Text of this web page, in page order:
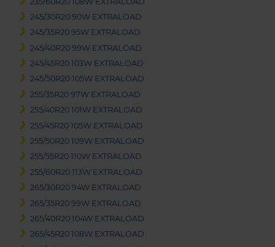
245/30R20 90W EXTRALOAD
245/35R20 95W EXTRALOAD
245/40R20 99W EXTRALOAD
245/45R20 103W EXTRALOAD
245/50R20 105W EXTRALOAD
255/35R20 97W EXTRALOAD
255/40R20 101W EXTRALOAD
255/45R20 105W EXTRALOAD
255/50R20 109W EXTRALOAD
255/55R20 110W EXTRALOAD
255/60R20 113W EXTRALOAD
265/30R20 94W EXTRALOAD
265/35R20 99W EXTRALOAD
265/40R20 104W EXTRALOAD
265/45R20 108W EXTRALOAD